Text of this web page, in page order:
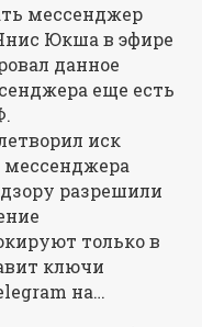
мессенджер
Юкша в эфире
данное
еще есть
иск
мессенджера
разрешили
только в
ключи
на…